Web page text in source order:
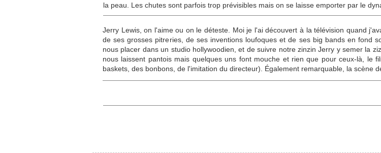
la peau. Les chutes sont parfois trop prévisibles mais on se laisse emporter par le
Jerry Lewis, on l'aime ou on le déteste. Moi je l'ai découvert à la télévision quand
de ses grosses pitreries, de ses inventions loufoques et de ses big bands en fond
nous placer dans un studio hollywoodien, et de suivre notre zinzin Jerry y semer la
nous laissent pantois mais quelques uns font mouche et rien que pour ceux-là, le
baskets, des bonbons, de l'imitation du directeur). Également remarquable, la scène